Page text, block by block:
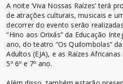
A noite ‘Viva Nossas Raízes’ terá
de atrações culturais, musicais e
decorrer do evento serão
“Hino aos Orixás” da Educação
ano, do teatro “Os Quilombolas”
Adultos (EJA), e as Raízes
5º 6º e 7º ano.